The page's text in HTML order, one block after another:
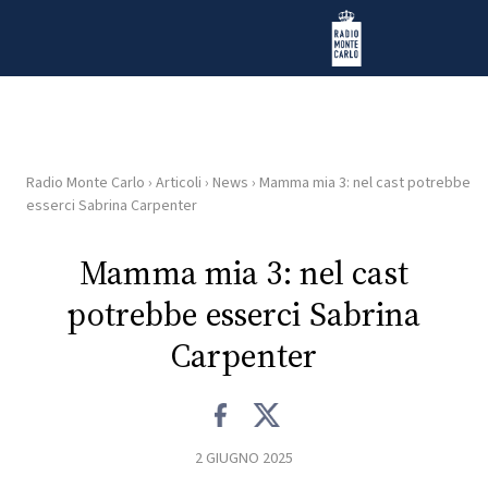
Radio Monte Carlo
HOME
RADIO
WEB
RADIO
Radio Monte Carlo › Articoli › News › Mamma mia 3: nel cast potrebbe
esserci Sabrina Carpenter
Mamma mia 3: nel cast
potrebbe esserci Sabrina
Carpenter
2 GIUGNO 2025